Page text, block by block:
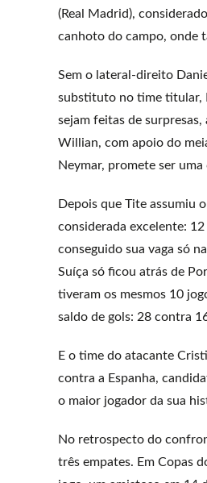
(Real Madrid),
canhoto do campo, onde
Sem o lateral-direito
substituto no time titular,
sejam feitas de
Willian, com apoio do
Neymar, promete ser
Depois que Tite assumiu
considerada excelente:
conseguido sua vaga só
Suíça só ficou atrás de
tiveram os mesmos 10
saldo de gols: 28 contra
E o time do atacante
contra a Espanha,
o maior jogador da sua
No retrospecto do
três empates. Em Copas